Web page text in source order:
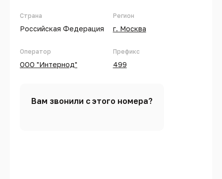
Страна
Российская Федерация
Оператор
ООО "Интернод"
Регион
г. Москва
Префикс
499
Вам звонили с этого номера?